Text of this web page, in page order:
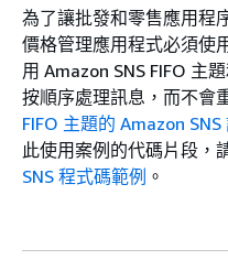
為了讓批發和零售應用程
價格管理應用程式必須使
用 Amazon SNS FIFO 主
按順序處理訊息，而不會
FIFO 主題的 Amazon
此使用案例的代碼片段，
SNS 程式碼範例 。